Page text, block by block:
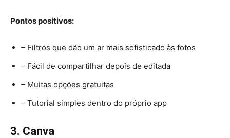
Pontos positivos:
– Filtros que dão um ar mais sofisticado às fotos
– Fácil de compartilhar depois de editada
– Muitas opções gratuitas
– Tutorial simples dentro do próprio app
3. Canva